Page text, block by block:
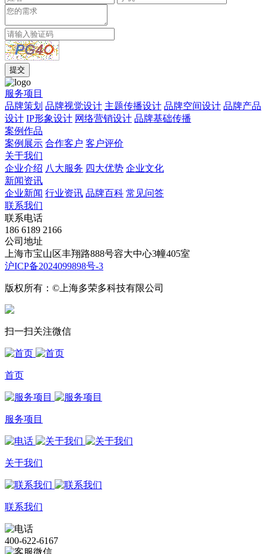
服务项目
品牌策划 品牌视觉设计 主题传播设计 品牌空间设计 品牌产品
设计 IP形象设计 网络营销设计 品牌基础传播
案例作品
案例展示 合作客户 客户评价
关于我们
企业介绍 八大服务 四大优势 企业文化
新闻资讯
企业新闻 行业资讯 品牌百科 常见问答
联系我们
联系电话
186 6189 2166
公司地址
上海市宝山区丰翔路888号容大中心3幢405室
沪ICP备2024099898号-3
版权所有：©上海多荣多科技有限公司
扫一扫关注微信
首页
服务项目
关于我们
联系我们
400-622-6167